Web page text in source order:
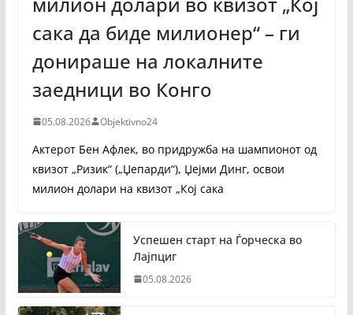
сака да биде милионер“ – ги
донираше на локалните
заедници во Конго
05.08.2026 Objektivno24
Актерот Бен Афлек, во придружба на шампионот од
квизот „Ризик“ („Џепарди“), Џејми Динг, освои
милион долари на квизот „Кој сака
Успешен старт на Ѓорческа во
Лајпциг
05.08.2026